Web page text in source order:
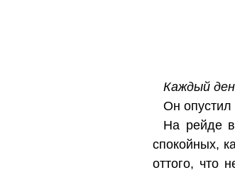
Каждый
Он опустил
На рейде
спокойных,
оттого, что